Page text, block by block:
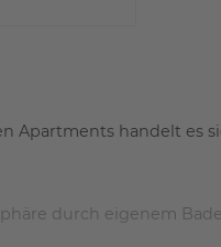
Apartments handelt es
durch eigenem